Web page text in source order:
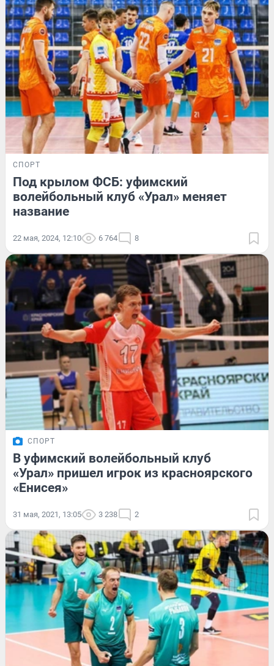
СПОРТ
Под крылом ФСБ: уфимский
волейбольный клуб «Урал» меняет
название
22 мая, 2024, 12:10 6 764 8
СПОРТ
В уфимский волейбольный клуб
«Урал» пришел игрок из красноярского
«Енисея»
31 мая, 2021, 13:05 3 238 2